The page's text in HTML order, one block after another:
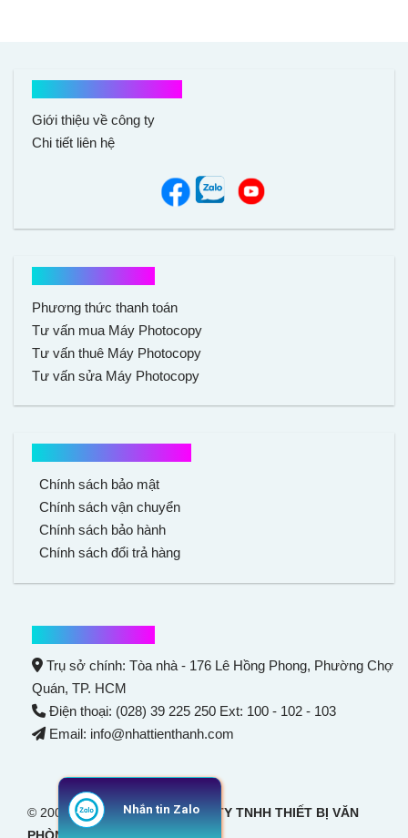
Giới thiệu về công ty
Chi tiết liên hệ
Phương thức thanh toán
Tư vấn mua Máy Photocopy
Tư vấn thuê Máy Photocopy
Tư vấn sửa Máy Photocopy
Chính sách bảo mật
Chính sách vận chuyển
Chính sách bảo hành
Chính sách đổi trả hàng
Trụ sở chính: Tòa nhà - 176 Lê Hồng Phong, Phường Chợ
Quán, TP. HCM
Điện thoại: (028) 39 225 250 Ext: 100 - 102 - 103
Email: info@nhattienthanh.com
© 2007 Bản quyền thuộc CÔNG TY TNHH THIẾT BỊ VĂN
Nhắn tin Zalo